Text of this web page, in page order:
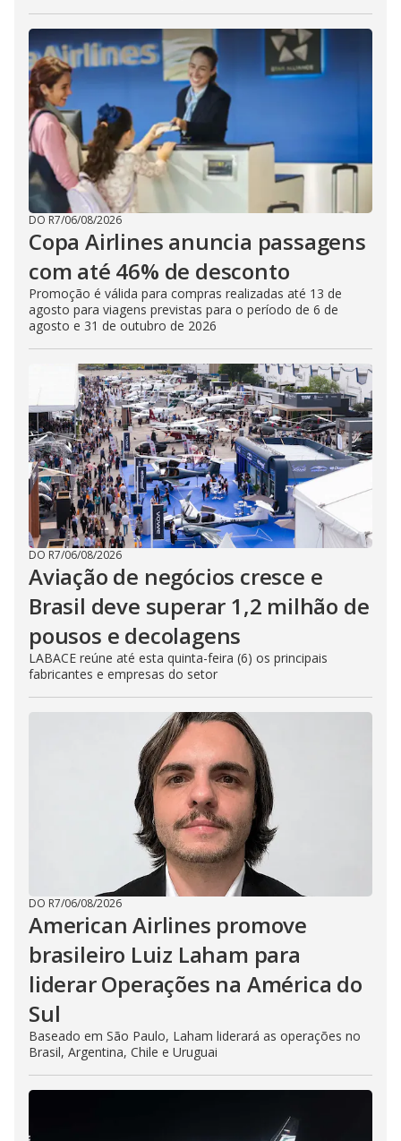
DO R7/06/08/2026
Copa Airlines anuncia passagens
com até 46% de desconto
Promoção é válida para compras realizadas até 13 de
agosto para viagens previstas para o período de 6 de
agosto e 31 de outubro de 2026
DO R7/06/08/2026
Aviação de negócios cresce e
Brasil deve superar 1,2 milhão de
pousos e decolagens
LABACE reúne até esta quinta-feira (6) os principais
fabricantes e empresas do setor
DO R7/06/08/2026
American Airlines promove
brasileiro Luiz Laham para
liderar Operações na América do
Sul
Baseado em São Paulo, Laham liderará as operações no
Brasil, Argentina, Chile e Uruguai